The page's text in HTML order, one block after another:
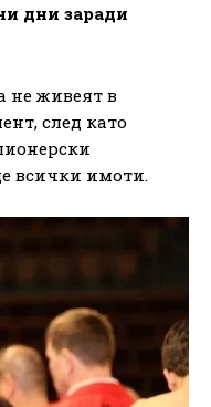
дни заради
не живеят в
след като
всички имоти.